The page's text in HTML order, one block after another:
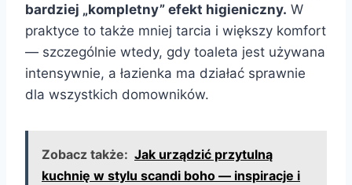
bardziej „kompletny” efekt higieniczny. W
praktyce to także mniej tarcia i większy komfort
— szczególnie wtedy, gdy toaleta jest używana
intensywnie, a łazienka ma działać sprawnie
dla wszystkich domowników.
Zobacz także: Jak urządzić przytulną
kuchnię w stylu scandi boho — inspiracje i